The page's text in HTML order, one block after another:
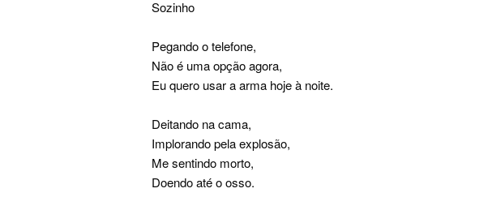
Sozinho
Pegando o telefone,
Não é uma opção agora,
Eu quero usar a arma hoje à noite.
Deitando na cama,
Implorando pela explosão,
Me sentindo morto,
Doendo até o osso.